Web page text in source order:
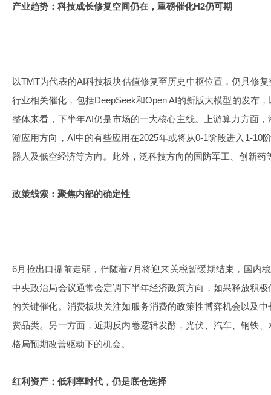
产业趋势：科技成长修复空间仍在，重磅催化H2仍可期
以TMT为代表的AI科技板块估值修复至历史中枢位置，仍具修
行业相关催化，包括DeepSeek和Open AI的新版大模型的发布
整体来看，下半年AI仍是市场的一大核心主线。上游算力方面
游应用方向，AI中的有些应用在2025年或将从0-1阶段进入1-10
器人及低空经济等方向。此外，泛科技方向的国防军工、创新药
政策线索：聚焦内部的确定性
6月抢出口提前走弱，伴随着7月将迎来关税暂缓期结束，国内
中央政治局会议通常会定调下半年经济政策方向，如果释放积
的关键催化。消费板块关注如服务消费的政策性博弈机会以及
费品类。另一方面，近期反内卷逻辑发酵，光伏、汽车、钢铁
格局预期改善驱动下的机会。
红利资产：低利率时代，仍是底仓选择